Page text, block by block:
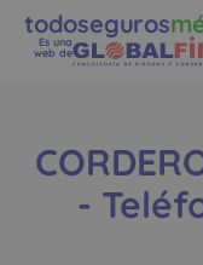
todoseguros
Es una
web de
-